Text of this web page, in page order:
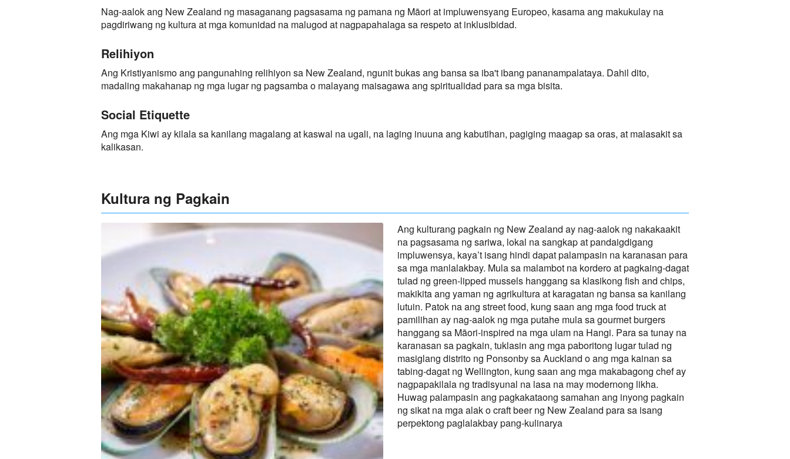
Nag-aalok ang New Zealand ng masaganang pagsasama ng pamana ng Māori at impluwensyang Europeo, kasama ang makukulay na
pagdiriwang ng kultura at mga komunidad na malugod at nagpapahalaga sa respeto at inklusibidad.
Relihiyon
Ang Kristiyanismo ang pangunahing relihiyon sa New Zealand, ngunit bukas ang bansa sa iba't ibang pananampalataya. Dahil dito,
madaling makahanap ng mga lugar ng pagsamba o malayang maisagawa ang spiritualidad para sa mga bisita.
Social Etiquette
Ang mga Kiwi ay kilala sa kanilang magalang at kaswal na ugali, na laging inuuna ang kabutihan, pagiging maagap sa oras, at malasakit sa
kalikasan.
Kultura ng Pagkain
Ang kulturang pagkain ng New Zealand ay nag-aalok ng nakakaakit
na pagsasama ng sariwa, lokal na sangkap at pandaigdigang
impluwensya, kaya’t isang hindi dapat palampasin na karanasan para
sa mga manlalakbay. Mula sa malambot na kordero at pagkaing-dagat
tulad ng green-lipped mussels hanggang sa klasikong fish and chips,
makikita ang yaman ng agrikultura at karagatan ng bansa sa kanilang
lutuin. Patok na ang street food, kung saan ang mga food truck at
pamilihan ay nag-aalok ng mga putahe mula sa gourmet burgers
hanggang sa Māori-inspired na mga ulam na Hangi. Para sa tunay na
karanasan sa pagkain, tuklasin ang mga paboritong lugar tulad ng
masiglang distrito ng Ponsonby sa Auckland o ang mga kainan sa
tabing-dagat ng Wellington, kung saan ang mga makabagong chef ay
nagpapakilala ng tradisyunal na lasa na may modernong likha.
Huwag palampasin ang pagkakataong samahan ang inyong pagkain
ng sikat na mga alak o craft beer ng New Zealand para sa isang
perpektong paglalakbay pang-kulinarya